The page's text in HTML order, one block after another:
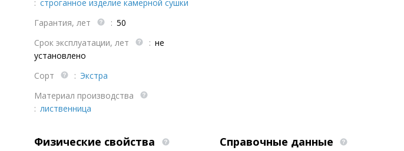
: строганное изделие камерной сушки
Гарантия, лет
: 50
Срок эксплуатации, лет
: не
установлено
Сорт
: Экстра
Материал производства
: лиственница
Физические свойства Справочные данные